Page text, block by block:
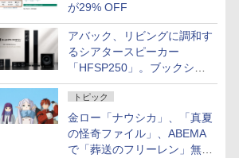
が29% OFF
アバック、リビングに調和す
るシアタースピーカー
「HFSP250」。ブックシェ
ルフはペア3万円以下
トピック
金ロー「ナウシカ」、「真夏
の怪奇ファイル」、ABEMA
で「葬送のフリーレン」無料